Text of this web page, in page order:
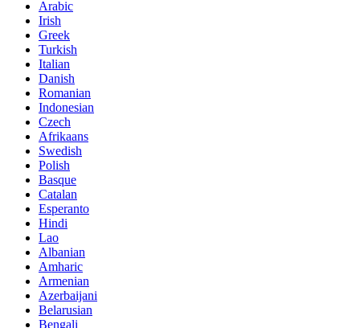
Arabic
Irish
Greek
Turkish
Italian
Danish
Romanian
Indonesian
Czech
Afrikaans
Swedish
Polish
Basque
Catalan
Esperanto
Hindi
Lao
Albanian
Amharic
Armenian
Azerbaijani
Belarusian
Bengali